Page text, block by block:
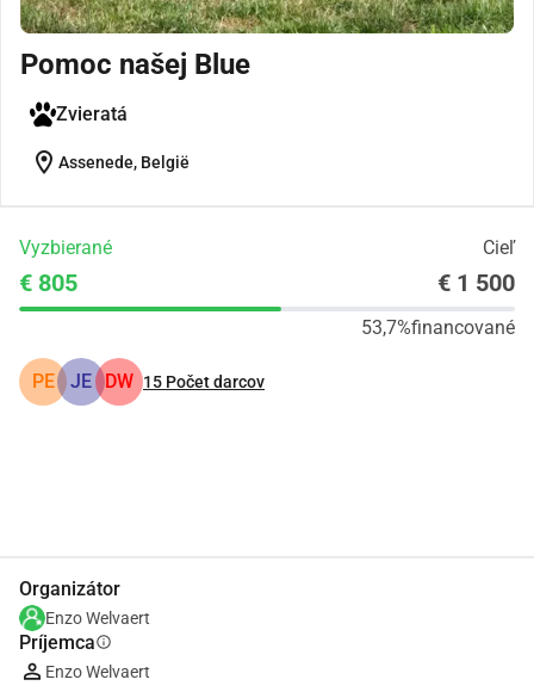
Pomoc našej Blue
Zvieratá
location_on Assenede, België
Vyzbierané Cieľ
€ 805 € 1 500
53,7%financované
PE JE DW 15 Počet darcov
Organizátor
Enzo Welvaert
Príjemcainfo
Enzo Welvaert